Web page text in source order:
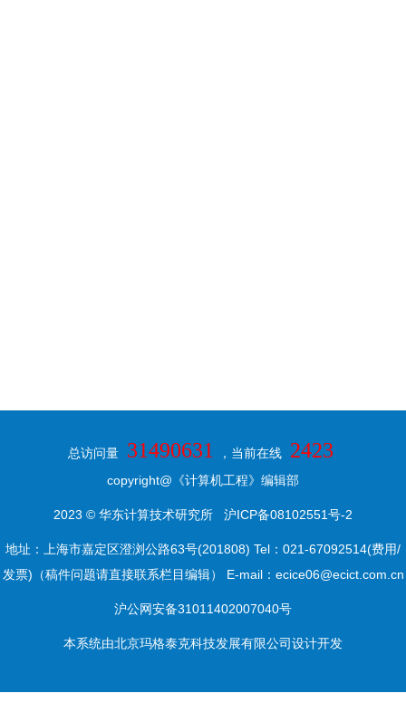
总访问量 31490631 ，当前在线 2423
copyright@《计算机工程》编辑部
2023 © 华东计算技术研究所 沪ICP备08102551号-2
地址：上海市嘉定区澄浏公路63号(201808) Tel：021-67092514(费用/
发票)（稿件问题请直接联系栏目编辑） E-mail：ecice06@ecict.com.cn
沪公网安备31011402007040号
本系统由北京玛格泰克科技发展有限公司设计开发